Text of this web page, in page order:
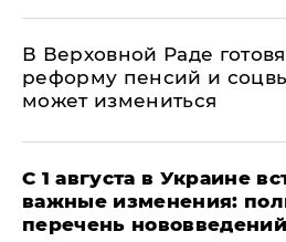
В Верховной Раде
реформу пенсий и
может измениться
С 1 августа в Украине
важные изменения:
перечень нововведений